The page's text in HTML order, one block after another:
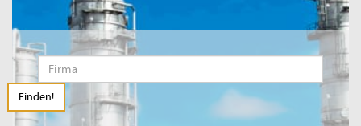
Finden!